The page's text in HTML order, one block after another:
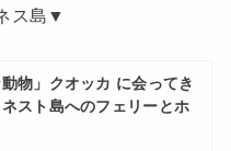
ス島▼
動物」クオッカ に会ってき
スト島へのフェリーとホ